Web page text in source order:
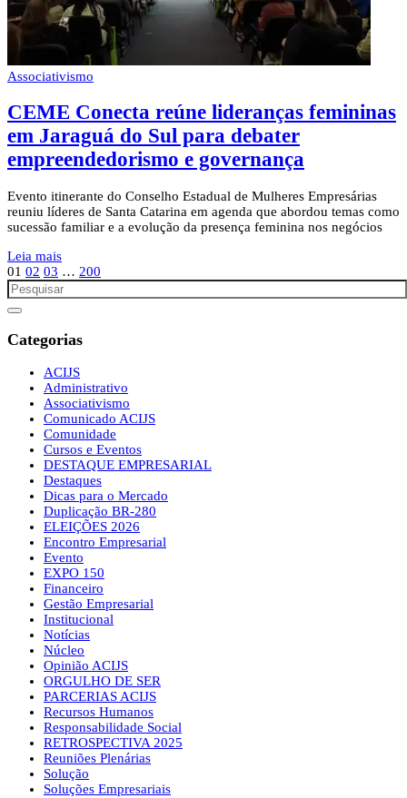
Associativismo
CEME Conecta reúne lideranças femininas
em Jaraguá do Sul para debater
empreendedorismo e governança
Evento itinerante do Conselho Estadual de Mulheres Empresárias
reuniu líderes de Santa Catarina em agenda que abordou temas como
sucessão familiar e a evolução da presença feminina nos negócios
Leia mais
01 02 03 … 200
Categorias
ACIJS
Administrativo
Associativismo
Comunicado ACIJS
Comunidade
Cursos e Eventos
DESTAQUE EMPRESARIAL
Destaques
Dicas para o Mercado
Duplicação BR-280
ELEIÇÕES 2026
Encontro Empresarial
Evento
EXPO 150
Financeiro
Gestão Empresarial
Institucional
Notícias
Núcleo
Opinião ACIJS
ORGULHO DE SER
PARCERIAS ACIJS
Recursos Humanos
Responsabilidade Social
RETROSPECTIVA 2025
Reuniões Plenárias
Solução
Soluções Empresariais